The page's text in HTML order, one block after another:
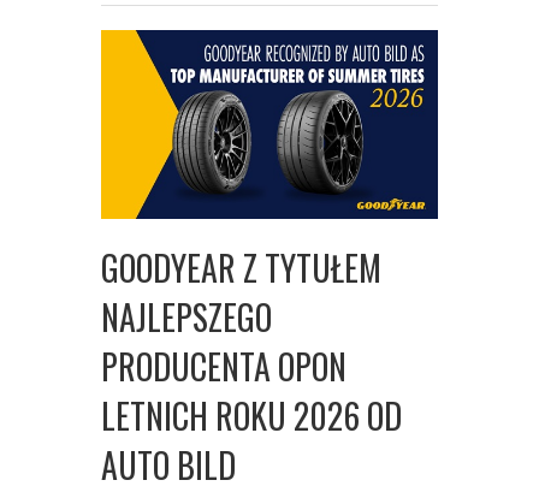
GOODYEAR Z TYTUŁEM
NAJLEPSZEGO
PRODUCENTA OPON
LETNICH ROKU 2026 OD
AUTO BILD